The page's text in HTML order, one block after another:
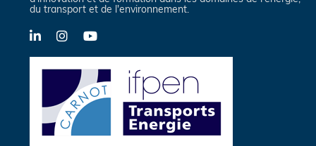
du transport et de l'environnement.
LinkedInInstagramYouTube